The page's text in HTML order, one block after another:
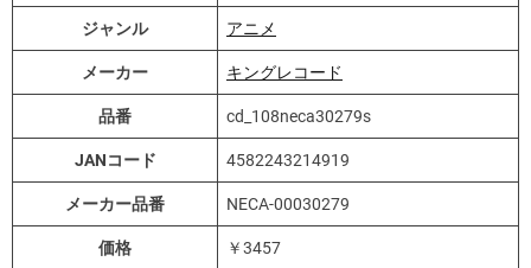
ジャンル アニメ
メーカー キングレコード
品番 cd_108neca30279s
JANコード 4582243214919
メーカー品番 NECA-00030279
価格 ￥3457